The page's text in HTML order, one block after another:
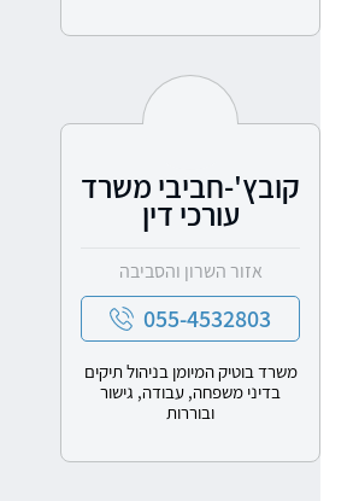
קובץ'-חביבי משרד
עורכי דין
אזור השרון והסביבה
055-4532803
משרד בוטיק המיומן בניהול תיקים
בדיני משפחה, עבודה, גישור
ובוררות